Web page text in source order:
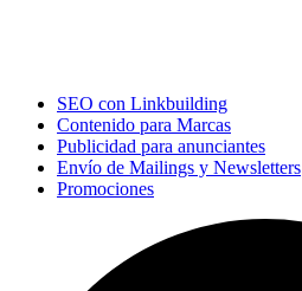
SEO con Linkbuilding
Contenido para Marcas
Publicidad para anunciantes
Envío de Mailings y Newsletters
Promociones